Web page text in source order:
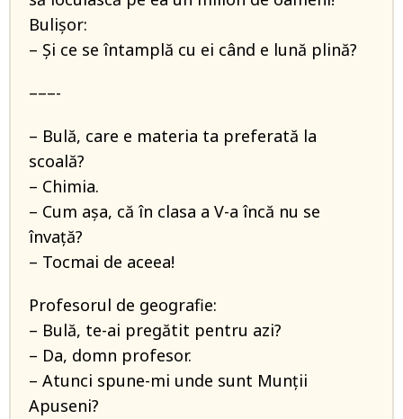
Bulişor:
– Şi ce se întamplă cu ei când e lună plină?
–––-
– Bulă, care e materia ta preferată la
scoală?
– Chimia.
– Cum aşa, că în clasa a V-a încă nu se
învaţă?
– Tocmai de aceea!
Profesorul de geografie:
– Bulă, te-ai pregătit pentru azi?
– Da, domn profesor.
– Atunci spune-mi unde sunt Munţii
Apuseni?